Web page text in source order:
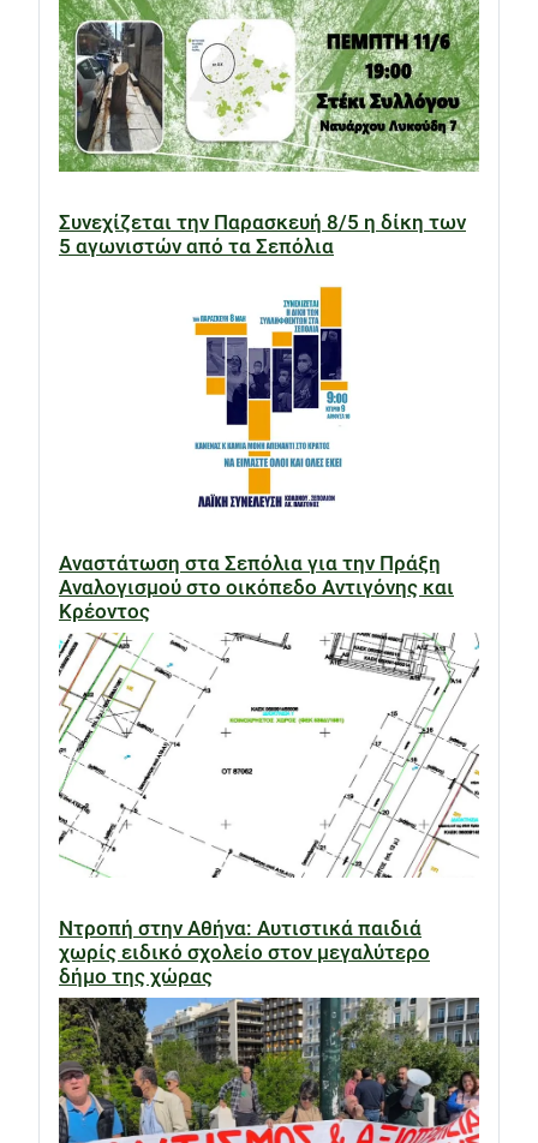
Συνεχίζεται την Παρασκευή 8/5 η δίκη των
5 αγωνιστών από τα Σεπόλια
Αναστάτωση στα Σεπόλια για την Πράξη
Αναλογισμού στο οικόπεδο Αντιγόνης και
Κρέοντος
Ντροπή στην Αθήνα: Αυτιστικά παιδιά
χωρίς ειδικό σχολείο στον μεγαλύτερο
δήμο της χώρας